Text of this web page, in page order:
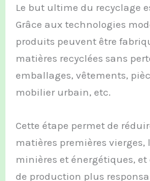
Le but ultime du recyclage
Grâce aux technologies
produits peuvent être
matières recyclées sans
emballages, vêtements,
mobilier urbain, etc.
Cette étape permet de
matières premières
minières et énergétiques,
de production plus